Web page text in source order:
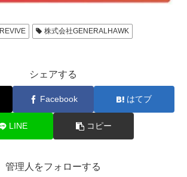
REVIVE
株式会社GENERALHAWK
シェアする
Facebook はてブ
LINE コピー
管理人をフォローする